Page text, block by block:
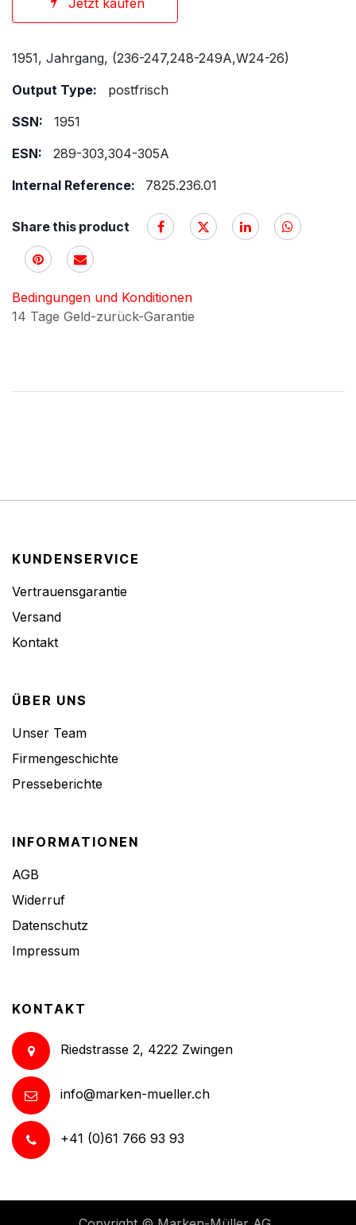
Jetzt kaufen
1951, Jahrgang, (236-247,248-249A,W24-26)
Output Type:
postfrisch
SSN:
1951
ESN:
289-303,304-305A
Internal Reference:
7825.236.01
Share this product
Bedingungen und Konditionen
14 Tage Geld-zurück-Garantie
KUNDENSERVICE
Vertrauensgarantie
Versand
Kontakt
ÜBER UNS
Unser Team
Firmengeschichte
Presseberichte
INFORMATIONEN
AGB
Widerruf
Datenschutz
Impressum
KONTAKT
Riedstrasse 2, 4222 Zwingen
info@marken-mueller.ch
+41 (0)61 766 93 93